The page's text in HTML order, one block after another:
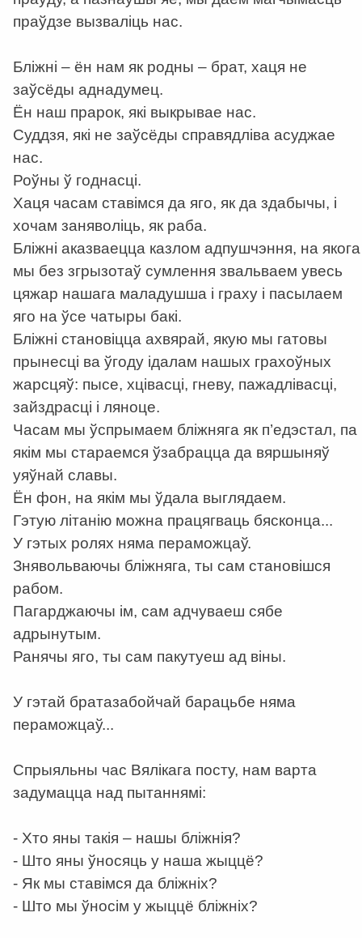
праўдзе вызваліць нас.
Бліжні – ён нам як родны – брат, хаця не
заўсёды аднадумец.
Ён наш прарок, які выкрывае нас.
Суддзя, які не заўсёды справядліва асуджае
нас.
Роўны ў годнасці.
Хаця часам ставімся да яго, як да здабычы, і
хочам заняволіць, як раба.
Бліжні аказваецца казлом адпушчэння, на якога
мы без згрызотаў сумлення звальваем увесь
цяжар нашага маладушша і граху і пасылаем
яго на ўсе чатыры бакі.
Бліжні становіцца ахвярай, якую мы гатовы
прынесці ва ўгоду ідалам нашых грахоўных
жарсцяў: пысе, хцівасці, гневу, пажадлівасці,
зайздрасці і ляноце.
Часам мы ўспрымаем бліжняга як п’едэстал, па
якім мы стараемся ўзабрацца да вяршыняў
уяўнай славы.
Ён фон, на якім мы ўдала выглядаем.
Гэтую літанію можна працягваць бясконца...
У гэтых ролях няма пераможцаў.
Знявольваючы бліжняга, ты сам становішся
рабом.
Пагарджаючы ім, сам адчуваеш сябе
адрынутым.
Ранячы яго, ты сам пакутуеш ад віны.
У гэтай братазабойчай барацьбе няма
пераможцаў...
Спрыяльны час Вялікага посту, нам варта
задумацца над пытаннямі:
- Хто яны такія – нашы бліжнія?
- Што яны ўносяць у наша жыццё?
- Як мы ставімся да бліжніх?
- Што мы ўносім у жыццё бліжніх?